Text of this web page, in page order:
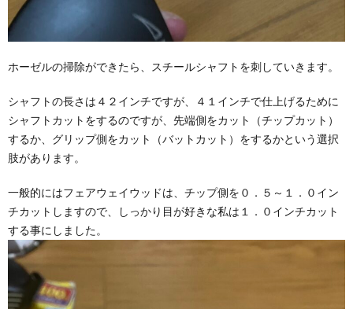
ホーゼルの掃除ができたら、スチールシャフトを刺していきます。
シャフトの長さは４２インチですが、４１インチで仕上げるために
シャフトカットをするのですが、先端側をカット（チップカット）
するか、グリップ側をカット（バットカット）をするかという選択
肢があります。
一般的にはフェアウェイウッドは、チップ側を０．５～１．０イン
チカットしますので、しっかり目が好きな私は１．０インチカット
する事にしました。